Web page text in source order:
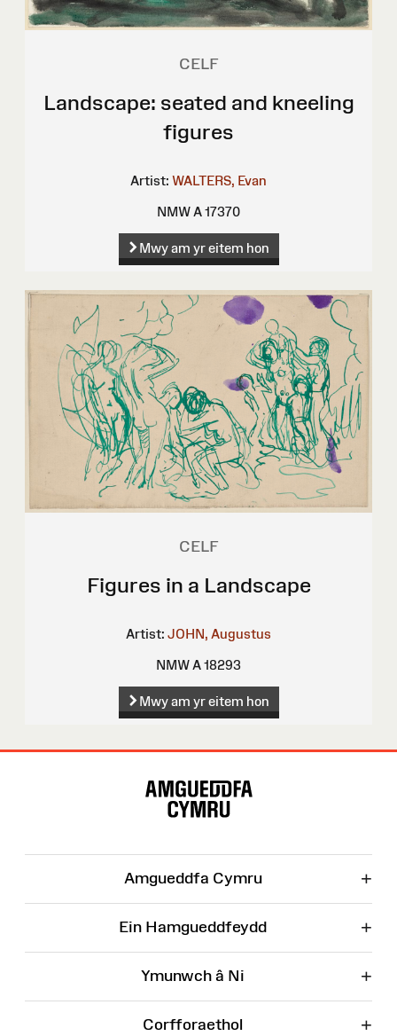
CELF
Landscape: seated and kneeling
figures
Artist: WALTERS, Evan
NMW A 17370
Mwy am yr eitem hon
CELF
Figures in a Landscape
Artist: JOHN, Augustus
NMW A 18293
Mwy am yr eitem hon
Amgueddfa Cymru +
Ein Hamgueddfeydd +
Ymunwch â Ni +
Corfforaethol +